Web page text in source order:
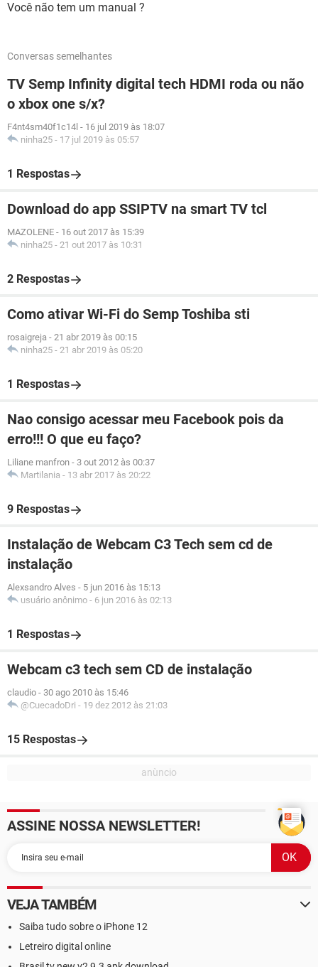
Você não tem um manual ?
Conversas semelhantes
TV Semp Infinity digital tech HDMI roda ou não
o xbox one s/x?
F4nt4sm40f1c14l - 16 jul 2019 às 18:07
ninha25 - 17 jul 2019 às 05:57
1 Respostas
Download do app SSIPTV na smart TV tcl
MAZOLENE - 16 out 2017 às 15:39
ninha25 - 21 out 2017 às 10:31
2 Respostas
Como ativar Wi-Fi do Semp Toshiba sti
rosaigreja - 21 abr 2019 às 00:15
ninha25 - 21 abr 2019 às 05:20
1 Respostas
Nao consigo acessar meu Facebook pois da
erro!!! O que eu faço?
Liliane manfron - 3 out 2012 às 00:37
Martilania - 13 abr 2017 às 20:22
9 Respostas
Instalação de Webcam C3 Tech sem cd de
instalação
Alexsandro Alves - 5 jun 2016 às 15:13
usuário anônimo - 6 jun 2016 às 02:13
1 Respostas
Webcam c3 tech sem CD de instalação
claudio - 30 ago 2010 às 15:46
@CuecadoDri - 19 dez 2012 às 21:03
15 Respostas
ASSINE NOSSA NEWSLETTER!
VEJA TAMBÉM
Saiba tudo sobre o iPhone 12
Letreiro digital online